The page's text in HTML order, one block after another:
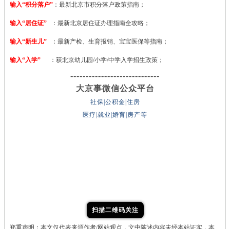
输入“积分落户” ：最新北京市积分落户政策指南；
输入“居住证” ：最新北京居住证办理指南全攻略；
输入“新生儿” ：最新产检、生育报销、宝宝医保等指南；
输入“入学” ：获北京幼儿园/小学/中学入学招生政策；
-----------------------------
大京事微信公众平台
社保|公积金|住房
医疗|就业|婚育|房产等
扫描二维码关注
郑重声明：本文仅代表来源作者/网站观点，文中陈述内容未经本站证实，本